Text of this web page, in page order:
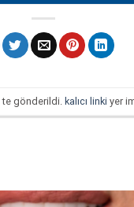
te gönderildi. kalıcı linki yer